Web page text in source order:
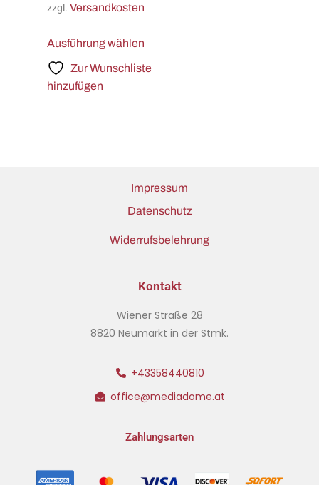
zzgl. Versandkosten
Ausführung wählen
Zur Wunschliste
hinzufügen
Impressum
Datenschutz
Widerrufsbelehrung
Kontakt
Wiener Straße 28
8820 Neumarkt in der Stmk.
+43358440810
office@mediadome.at
Zahlungsarten